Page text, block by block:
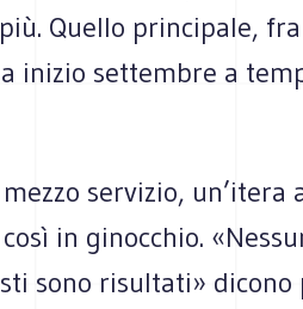
Quello principale,
inizio settembre a
servizio, un’itera
in ginocchio.
sono risultati» dicono